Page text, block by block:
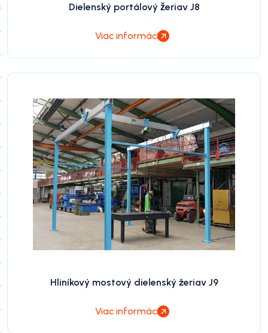
Dielenský portálový žeriav J8
Viac informácií
Hliníkový mostový dielenský žeriav J9
Viac informácií